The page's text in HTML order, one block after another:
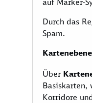
Durch das
Spam.
Über
Basiskarten,
Korridore